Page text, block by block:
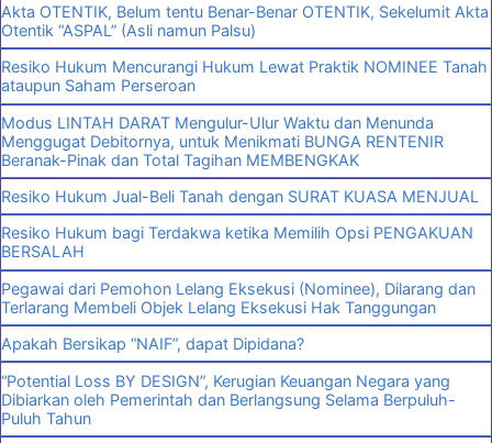
Akta OTENTIK, Belum tentu Benar-Benar OTENTIK, Sekelumit Akta
Otentik “ASPAL” (Asli namun Palsu)
Resiko Hukum Mencurangi Hukum Lewat Praktik NOMINEE Tanah
ataupun Saham Perseroan
Modus LINTAH DARAT Mengulur-Ulur Waktu dan Menunda
Menggugat Debitornya, untuk Menikmati BUNGA RENTENIR
Beranak-Pinak dan Total Tagihan MEMBENGKAK
Resiko Hukum Jual-Beli Tanah dengan SURAT KUASA MENJUAL
Resiko Hukum bagi Terdakwa ketika Memilih Opsi PENGAKUAN
BERSALAH
Pegawai dari Pemohon Lelang Eksekusi (Nominee), Dilarang dan
Terlarang Membeli Objek Lelang Eksekusi Hak Tanggungan
Apakah Bersikap “NAIF”, dapat Dipidana?
“Potential Loss BY DESIGN”, Kerugian Keuangan Negara yang
Dibiarkan oleh Pemerintah dan Berlangsung Selama Berpuluh-
Puluh Tahun